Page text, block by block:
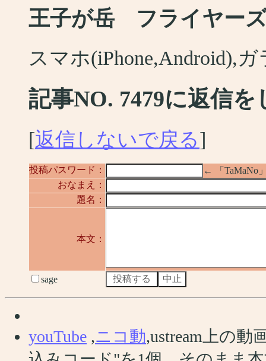
王子が岳 フライヤー
スマホ(iPhone,Android),
記事NO. 7479に返信
[返信しないで戻る]
投稿パスワード：
← 「TaMaNo
おなまえ：
題名：
本文：
sage
youTube ,ニコ動,ustream上の